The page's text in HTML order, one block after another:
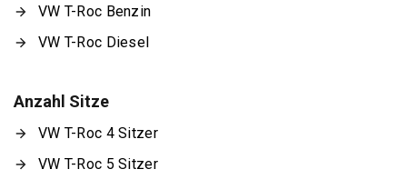
VW T-Roc Benzin
VW T-Roc Diesel
Anzahl Sitze
VW T-Roc 4 Sitzer
VW T-Roc 5 Sitzer